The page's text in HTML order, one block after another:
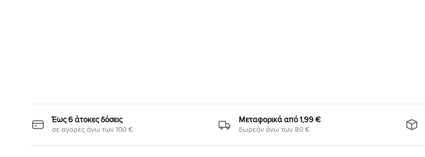
Έως 6 άτοκες δόσεις
σε αγορές άνω των 100 €
Μεταφορικά από 1,99 €
δωρεάν άνω των 80 €